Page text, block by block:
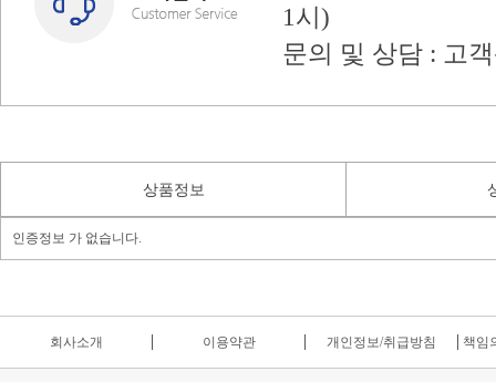
1시)
문의 및 상담 : 고
상품정보
인증정보 가 없습니다.
회사소개 이용약관 개인정보/취급방침 책임